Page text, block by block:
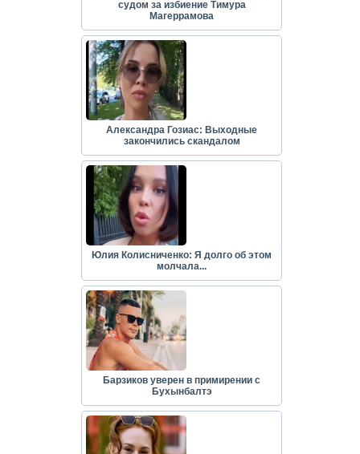
судом за избиение Тимура
Магеррамова
Александра Гозиас: Выходные
закончились скандалом
Юлия Колисниченко: Я долго об этом
молчала...
Барзиков уверен в примирении с
Бухынбалтэ